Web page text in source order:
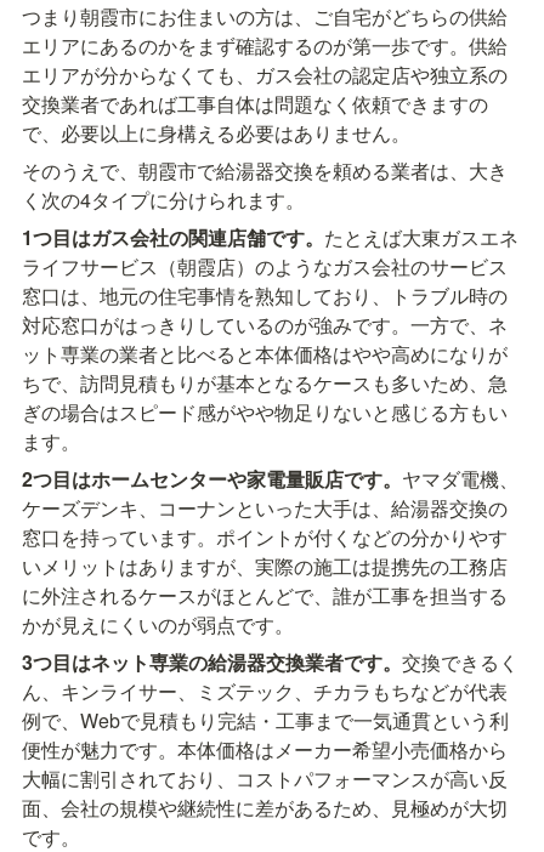
つまり朝霞市にお住まいの方は、ご自宅がどちらの供給
エリアにあるのかをまず確認するのが第一歩です。供給
エリアが分からなくても、ガス会社の認定店や独立系の
交換業者であれば工事自体は問題なく依頼できますの
で、必要以上に身構える必要はありません。
そのうえで、朝霞市で給湯器交換を頼める業者は、大き
く次の4タイプに分けられます。
1つ目はガス会社の関連店舗です。 たとえば大東ガスエネ
ライフサービス（朝霞店）のようなガス会社のサービス
窓口は、地元の住宅事情を熟知しており、トラブル時の
対応窓口がはっきりしているのが強みです。一方で、ネ
ット専業の業者と比べると本体価格はやや高めになりが
ちで、訪問見積もりが基本となるケースも多いため、急
ぎの場合はスピード感がやや物足りないと感じる方もい
ます。
2つ目はホームセンターや家電量販店です。 ヤマダ電機、
ケーズデンキ、コーナンといった大手は、給湯器交換の
窓口を持っています。ポイントが付くなどの分かりやす
いメリットはありますが、実際の施工は提携先の工務店
に外注されるケースがほとんどで、誰が工事を担当する
かが見えにくいのが弱点です。
3つ目はネット専業の給湯器交換業者です。 交換できるく
ん、キンライサー、ミズテック、チカラもちなどが代表
例で、Webで見積もり完結・工事まで一気通貫という利
便性が魅力です。本体価格はメーカー希望小売価格から
大幅に割引されており、コストパフォーマンスが高い反
面、会社の規模や継続性に差があるため、見極めが大切
です。